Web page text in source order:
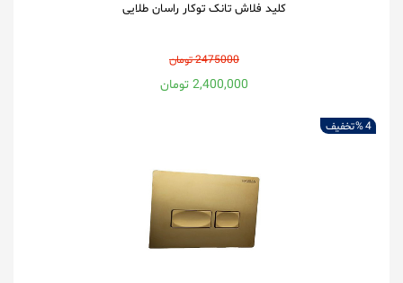
کلید فلاش تانک توکار راسان طلایی
2475000 تومان
2,400,000 تومان
4 % تخفیف